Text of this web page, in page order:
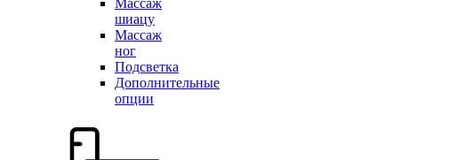
Массаж
шиацу
Массаж
ног
Подсветка
Дополнительные
опции